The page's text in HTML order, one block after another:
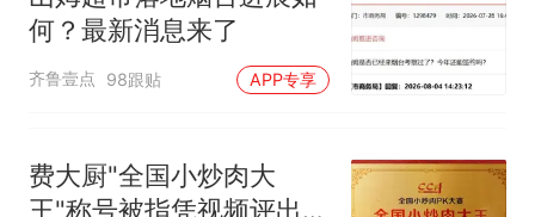
何？最新消息来了
齐鲁壹点 98跟贴 APP专享
费大厨"全国小炒肉大
王"称号被指凭视频评出